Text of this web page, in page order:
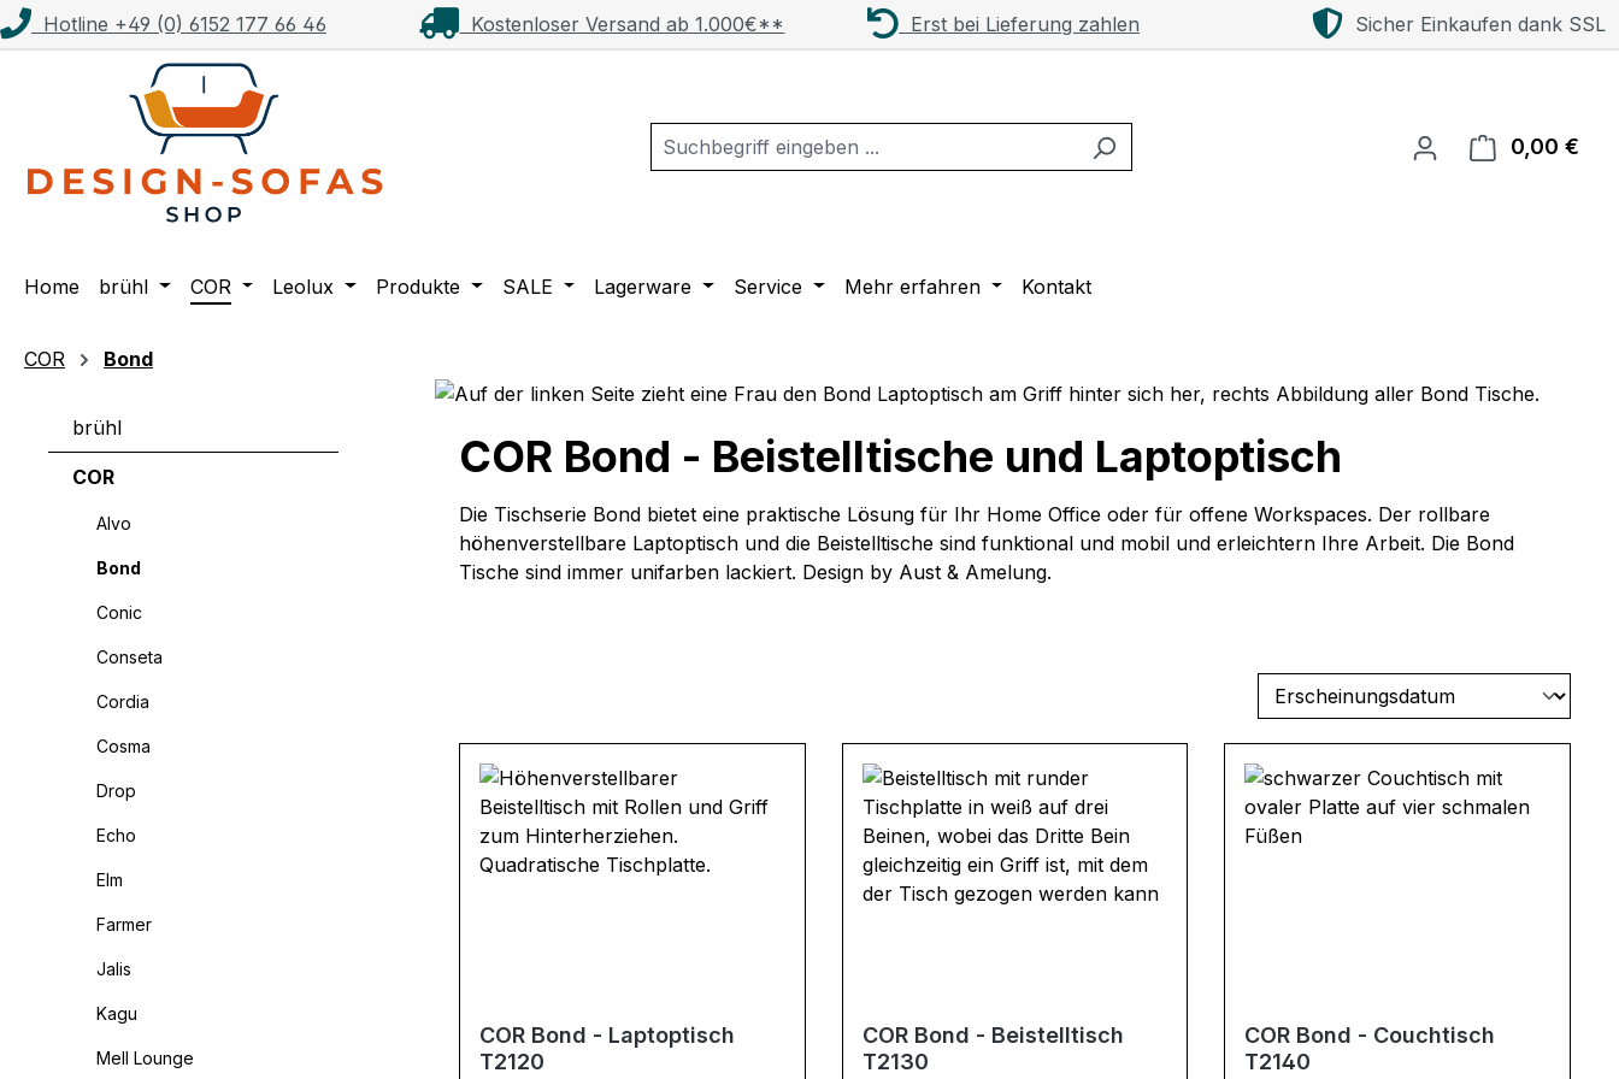
Hauptinhalt springen
Zur Suche springen
Zur Hauptnavigation springen
Hotline +49 (0) 6152 177 66 46 Kostenloser Versand ab 1.000€** Erst bei Lieferung zahlen Sicher Einkaufen dank SSL
0,00 €
Home brühl COR Leolux Produkte SALE Lagerware Service Mehr erfahren Kontakt
COR Bond
brühl
COR
Alvo
Bond
Conic
Conseta
Cordia
Cosma
Drop
Echo
Elm
Farmer
Jalis
Kagu
Mell Lounge
COR Bond - Beistelltische und Laptoptisch
Die Tischserie Bond bietet eine praktische Lösung für Ihr Home Office oder für offene Workspaces. Der rollbare
höhenverstellbare Laptoptisch und die Beistelltische sind funktional und mobil und erleichtern Ihre Arbeit. Die Bond
Tische sind immer unifarben lackiert. Design by Aust & Amelung.
COR Bond - Laptoptisch
T2120
COR Bond - Beistelltisch
T2130
COR Bond - Couchtisch
T2140